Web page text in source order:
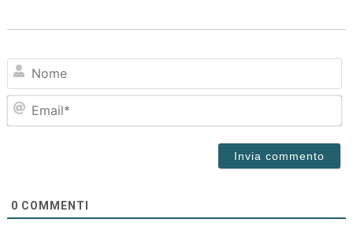
0 COMMENTI